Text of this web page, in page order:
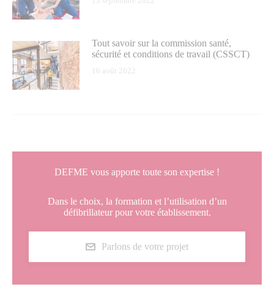
Tout savoir sur la commission santé,
sécurité et conditions de travail (CSSCT)
16 août 2022
DEFME vous apporte toute son expertise !
Dans le choix, la formation et l’utilisation d’un
défibrillateur pour votre établissement.
Parlons de votre projet